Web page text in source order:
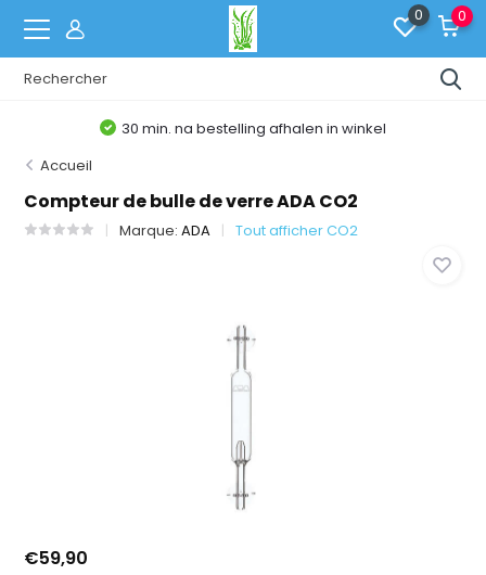
0 0
30 min. na bestelling afhalen in winkel
Accueil
Compteur de bulle de verre ADA CO2
Marque:ADA Tout afficher CO2
€59,90